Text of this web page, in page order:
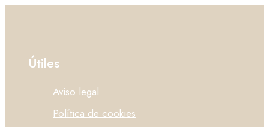
Útiles
Aviso legal
Política de cookies